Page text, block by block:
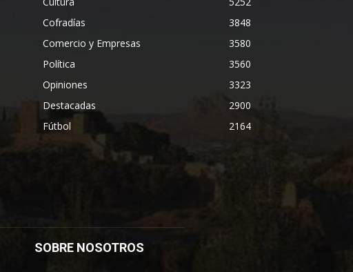
Cofradías
3848
Comercio y Empresas
3580
Política
3560
Opiniones
3323
Destacadas
2900
Fútbol
2164
SOBRE NOSOTROS